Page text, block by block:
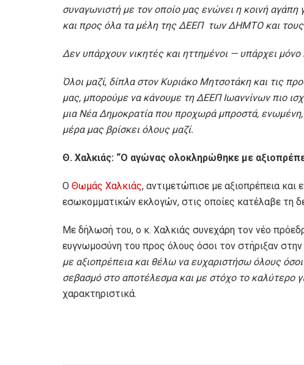
συναγωνιστή με τον οποίο μας ενώνει η κοινή
και προς όλα τα μέλη της ΔΕΕΠ των ΔΗΜΤΟ και τους
Δεν υπάρχουν νικητές και ηττημένοι — υπάρχει μόνο
Όλοι μαζί, δίπλα στον Κυριάκο Μητσοτάκη και τις
μας, μπορούμε να κάνουμε τη ΔΕΕΠ Ιωαννίνων πιο
μια Νέα Δημοκρατία που προχωρά μπροστά, ενωμένη,
μέρα μας βρίσκει όλους μαζί.
Θ. Χαλκιάς: “Ο αγώνας ολοκληρώθηκε με
Ο Θωμάς Χαλκιάς, αντιμετώπισε με αξιοπρέπεια
εσωκομματικών εκλογών, στις οποίες κατέλαβε τη
Με δήλωσή του, ο κ. Χαλκιάς συνεχάρη τον νέο
ευγνωμοσύνη του προς όλους όσοι τον στήριξαν στην
με αξιοπρέπεια και θέλω να ευχαριστήσω όλους
σεβασμό στο αποτέλεσμα και με στόχο το καλύτερο
χαρακτηριστικά.